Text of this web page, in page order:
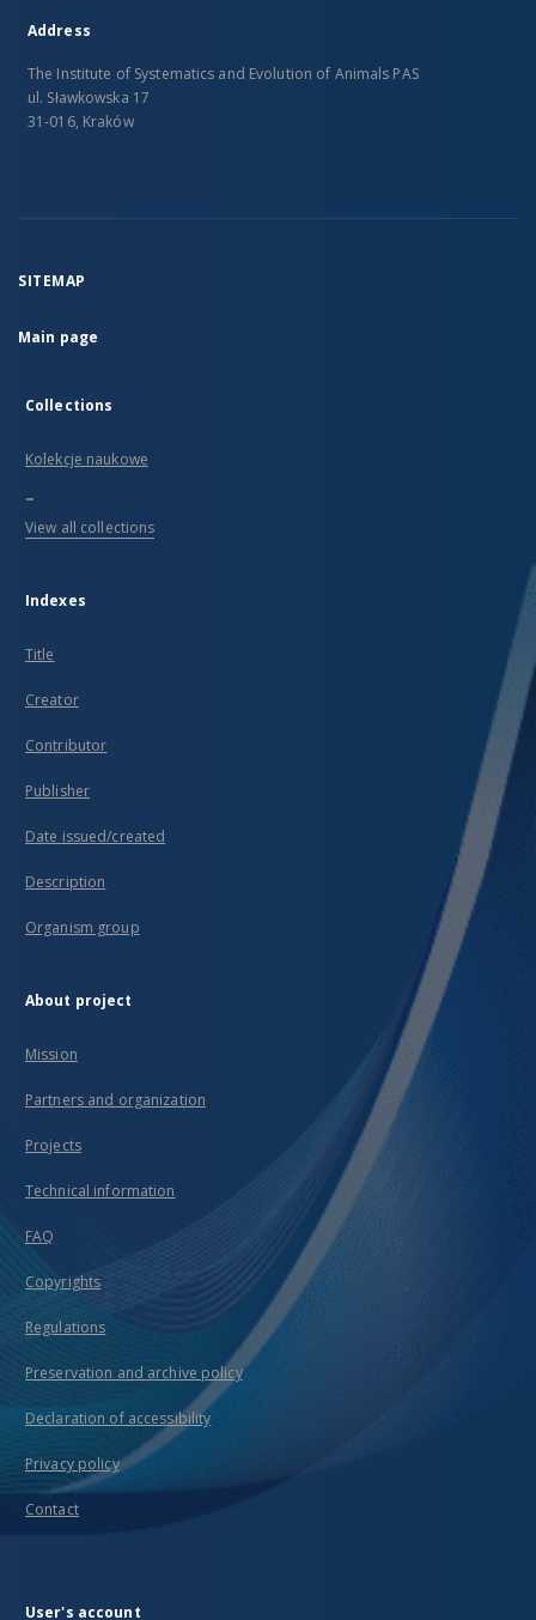
Address
The Institute of Systematics and Evolution of Animals PAS
ul. Sławkowska 17
31-016, Kraków
SITEMAP
Main page
Collections
Kolekcje naukowe
...
View all collections
Indexes
Title
Creator
Contributor
Publisher
Date issued/created
Description
Organism group
About project
Mission
Partners and organization
Projects
Technical information
FAQ
Copyrights
Regulations
Preservation and archive policy
Declaration of accessibility
Privacy policy
Contact
User's account